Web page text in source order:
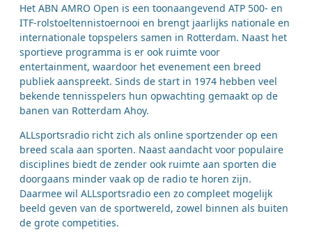
Het ABN AMRO Open is een toonaangevend ATP 500- en
ITF-rolstoeltennistoernooi en brengt jaarlijks nationale en
internationale topspelers samen in Rotterdam. Naast het
sportieve programma is er ook ruimte voor
entertainment, waardoor het evenement een breed
publiek aanspreekt. Sinds de start in 1974 hebben veel
bekende tennisspelers hun opwachting gemaakt op de
banen van Rotterdam Ahoy.
ALLsportsradio richt zich als online sportzender op een
breed scala aan sporten. Naast aandacht voor populaire
disciplines biedt de zender ook ruimte aan sporten die
doorgaans minder vaak op de radio te horen zijn.
Daarmee wil ALLsportsradio een zo compleet mogelijk
beeld geven van de sportwereld, zowel binnen als buiten
de grote competities.